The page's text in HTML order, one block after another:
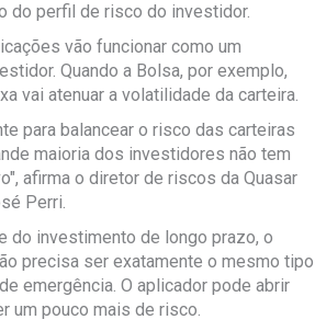
do perfil de risco do investidor.
vão funcionar como um
Quando a Bolsa, por exemplo,
vai atenuar a volatilidade da carteira.
para balancear o risco das carteiras
maioria dos investidores não tem
afirma o diretor de riscos da Quasar
Perri.
do investimento de longo prazo, o
precisa ser exatamente o mesmo tipo
emergência. O aplicador pode abrir
um pouco mais de risco.